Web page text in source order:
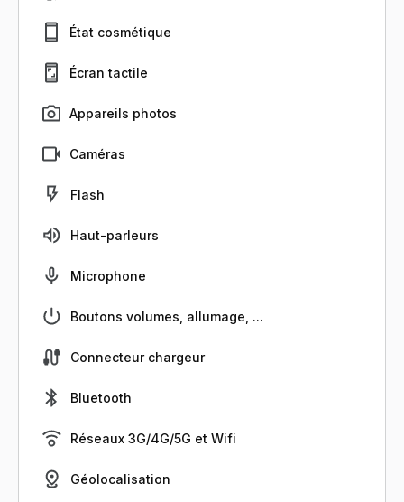
État cosmétique
Écran tactile
Appareils photos
Caméras
Flash
Haut-parleurs
Microphone
Boutons volumes, allumage, ...
Connecteur chargeur
Bluetooth
Réseaux 3G/4G/5G et Wifi
Géolocalisation